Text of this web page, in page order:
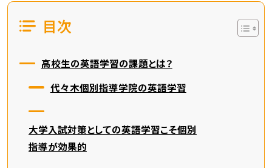
目次
高校生の英語学習の課題とは？
代々木個別指導学院の英語学習
大学入試対策としての英語学習こそ個別
指導が効果的